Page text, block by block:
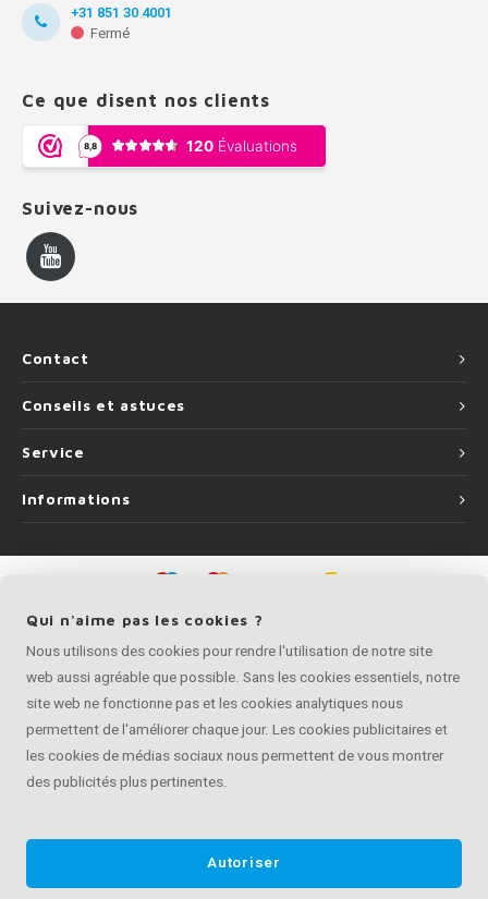
+31 851 30 4001
Fermé
Ce que disent nos clients
Suivez-nous
Contact
Conseils et astuces
Service
Informations
©Copyright2026 Artisan de Main Courante | Artisan de Main Courante fait
Qui n'aime pas les cookies ?
Nous utilisons des cookies pour rendre l'utilisation de notre site
web aussi agréable que possible. Sans les cookies essentiels, notre
site web ne fonctionne pas et les cookies analytiques nous
permettent de l'améliorer chaque jour. Les cookies publicitaires et
les cookies de médias sociaux nous permettent de vous montrer
des publicités plus pertinentes.
Autoriser